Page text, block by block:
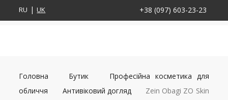
RU UK +38 (097) 603-23-23
Головна Бутик
Професійна косметика для
обличчя
Антивіковий догляд
Zein Obagi ZO Skin